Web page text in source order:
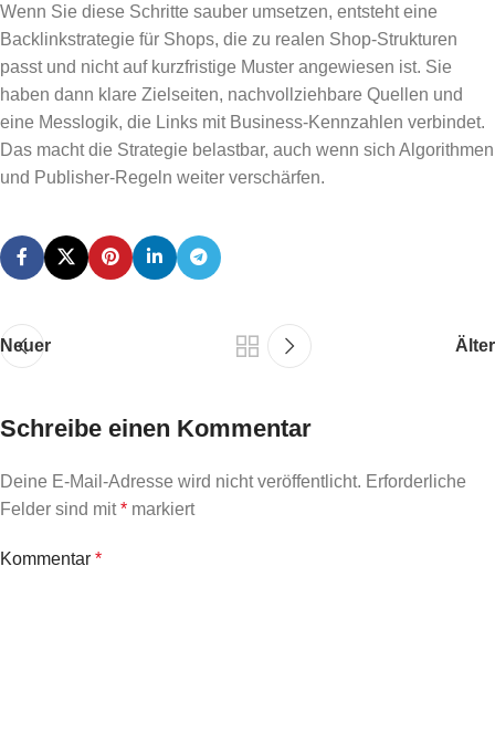
Wenn Sie diese Schritte sauber umsetzen, entsteht eine
Backlinkstrategie für Shops, die zu realen Shop-Strukturen
passt und nicht auf kurzfristige Muster angewiesen ist. Sie
haben dann klare Zielseiten, nachvollziehbare Quellen und
eine Messlogik, die Links mit Business-Kennzahlen verbindet.
Das macht die Strategie belastbar, auch wenn sich Algorithmen
und Publisher-Regeln weiter verschärfen.
Neuer Älter
Schreibe einen Kommentar
Deine E-Mail-Adresse wird nicht veröffentlicht. Erforderliche
Felder sind mit* markiert
Kommentar *